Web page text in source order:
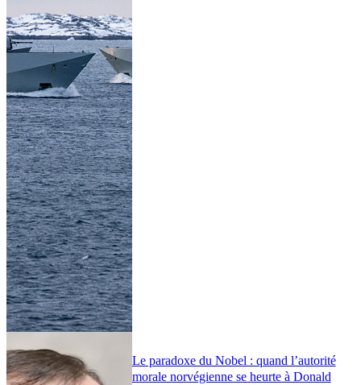
Le paradoxe du Nobel : quand l’autorité
morale norvégienne se heurte à Donald